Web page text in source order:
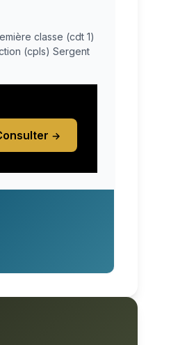
classe (cdt 1)
(cpls) Sergent
→